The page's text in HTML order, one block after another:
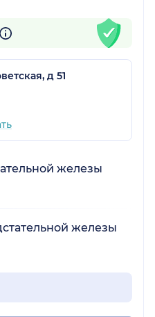
д 51
железы
железы